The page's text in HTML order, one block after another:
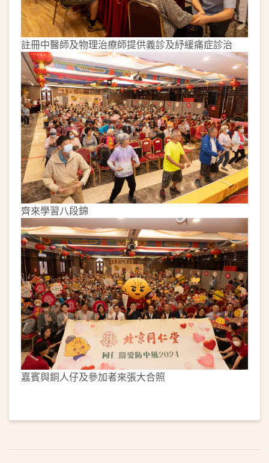
註冊中醫師及物理治療師提供義診及紓緩痛症診治
齊來學習八段錦
嘉賓與銅人仔及參加者來張大合照